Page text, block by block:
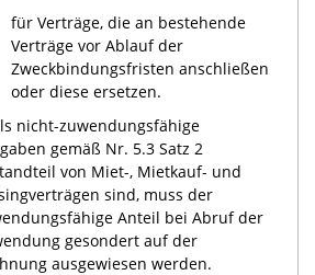
für Verträge, die an bestehende
Verträge vor Ablauf der
Zweckbindungsfristen anschließen
oder diese ersetzen.
nicht-zuwendungsfähige
gemäß Nr. 5.3 Satz 2
von Miet-, Mietkauf- und
sind, muss der
Anteil bei Abruf der
gesondert auf der
ausgewiesen werden.